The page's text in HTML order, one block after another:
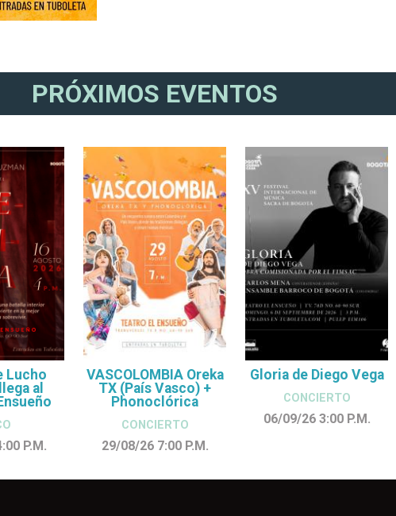
PRÓXIMOS EVENTOS
Lucho
al
P.M.
VASCOLOMBIA Oreka
TX (País Vasco) +
Phonoclórica
CONCIERTO
29/08/26 7:00 P.M.
Gloria de Diego Vega
CONCIERTO
06/09/26 3:00 P.M.